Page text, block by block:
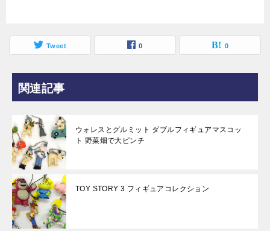
Tweet 0 0
関連記事
ウォレスとグルミット ダブルフィギュアマスコッ
ト 野菜畑で大ピンチ
TOY STORY 3 フィギュアコレクション